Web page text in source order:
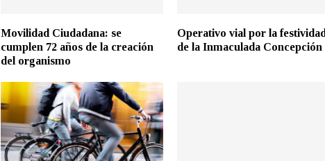
Movilidad Ciudadana: se
cumplen 72 años de la creación
del organismo
Operativo vial por la festividad
de la Inmaculada Concepción